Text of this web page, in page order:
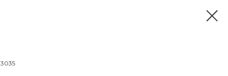
3035